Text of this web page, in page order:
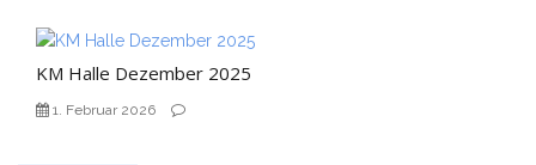
KM Halle Dezember 2025
1. Februar 2026